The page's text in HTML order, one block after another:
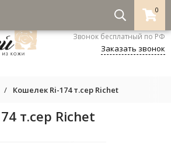
0
8-800-333-5530
Звонок бесплатный по РФ
Заказать звонок
/ Кошелек Ri-174 т.сер Richet
т.сер Richet